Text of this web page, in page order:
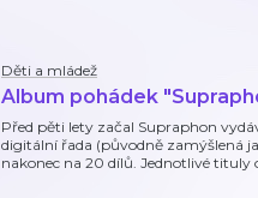
Děti a mládež
Album pohádek
Před pěti lety začal Supraphon
digitální řada (původně zamýšlená
nakonec na 20 dílů. Jednotlivé